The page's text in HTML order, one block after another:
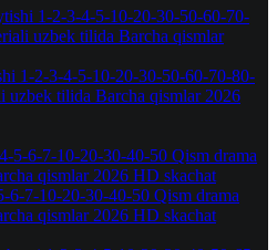
1-2-3-4-5-10-20-30-50-60-70-80-
uzbek tilida Barcha qismlar 2026
6-7-10-20-30-40-50 Qism drama
qismlar 2026 HD skachat